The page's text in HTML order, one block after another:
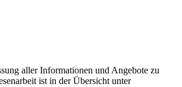
aller Informationen und Angebote zu
ist in der Übersicht unter